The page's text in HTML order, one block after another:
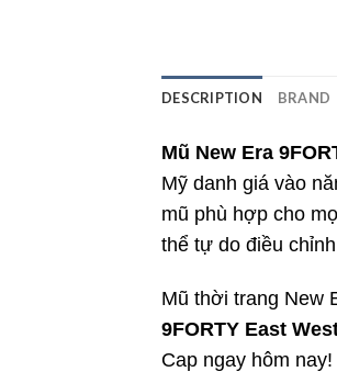
DESCRIPTION BRAND
Mũ New Era
Mỹ danh giá vào
mũ phù hợp cho
thể tự do điều
Mũ thời trang New
9FORTY East
Cap ngay hôm nay!